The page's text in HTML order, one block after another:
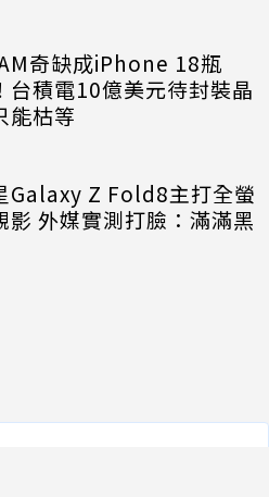
奇缺成iPhone 18瓶
台積電10億美元待封裝晶
能枯等
Galaxy Z Fold8主打全螢
影 外媒實測打臉：滿滿黑